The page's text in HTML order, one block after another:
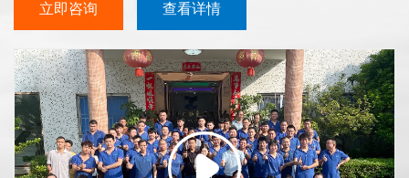
立即咨询 查看详情